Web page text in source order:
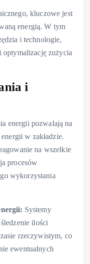
kluczowe jest
energią. W tym
i technologie,
zużycia
i
energii pozwalają na
w zakładzie.
na wszelkie
procesów
wykorzystania
Systemy
ilości
rzeczywistym, co
ewentualnych